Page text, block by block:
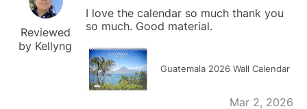
Reviewed
by Kellyng
I love the calendar so much thank you
so much. Good material.
Guatemala 2026 Wall Calendar
Mar 2, 2026